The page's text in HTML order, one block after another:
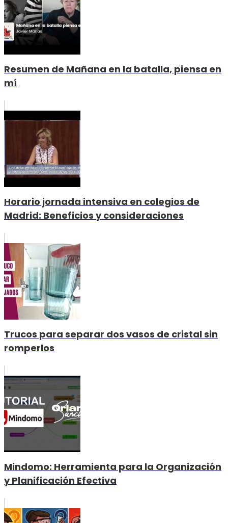
Resumen de Mañana en la batalla, piensa en
mí
Horario jornada intensiva en colegios de
Madrid: Beneficios y consideraciones
Trucos para separar dos vasos de cristal sin
romperlos
Mindomo: Herramienta para la Organización
y Planificación Efectiva